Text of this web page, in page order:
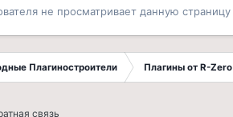
не просматривает данную страницу
Плагиностроители Плагины от R-Zero
связь